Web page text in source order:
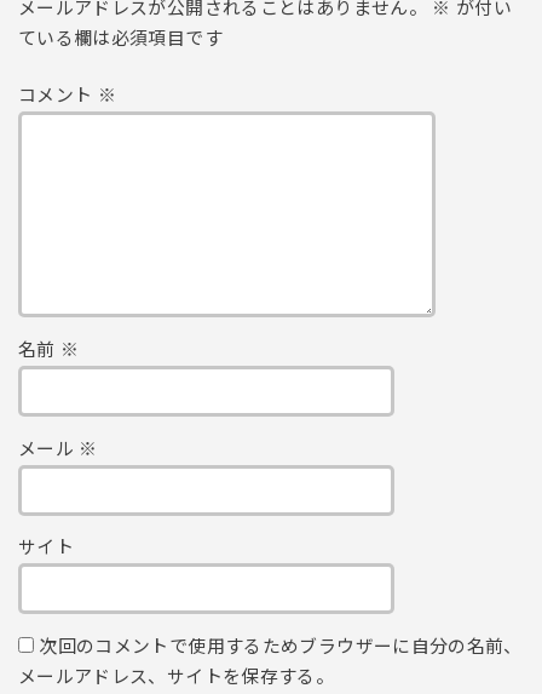
メールアドレスが公開されることはありません。 ※ が付い
ている欄は必須項目です
コメント ※
名前 ※
メール ※
サイト
次回のコメントで使用するためブラウザーに自分の名前、
メールアドレス、サイトを保存する。